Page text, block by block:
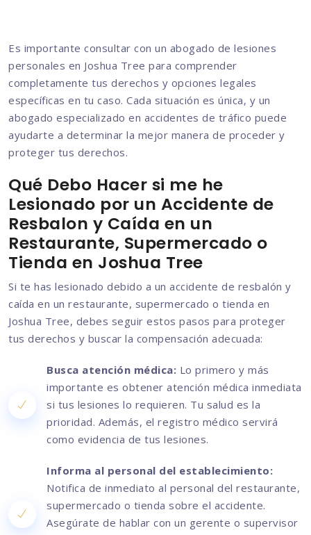
Es importante consultar con un abogado de lesiones
personales en Joshua Tree para comprender
completamente tus derechos y opciones legales
específicas en tu caso. Cada situación es única, y un
abogado especializado en accidentes de tráfico puede
ayudarte a determinar la mejor manera de proceder y
proteger tus derechos.
Qué Debo Hacer si me he
Lesionado por un Accidente de
Resbalon y Caída en un
Restaurante, Supermercado o
Tienda en Joshua Tree
Si te has lesionado debido a un accidente de resbalón y
caída en un restaurante, supermercado o tienda en
Joshua Tree, debes seguir estos pasos para proteger
tus derechos y buscar la compensación adecuada:
Busca atención médica: Lo primero y más
importante es obtener atención médica inmediata
si tus lesiones lo requieren. Tu salud es la
prioridad. Además, el registro médico servirá
como evidencia de tus lesiones.
Informa al personal del establecimiento:
Notifica de inmediato al personal del restaurante,
supermercado o tienda sobre el accidente.
Asegúrate de hablar con un gerente o supervisor